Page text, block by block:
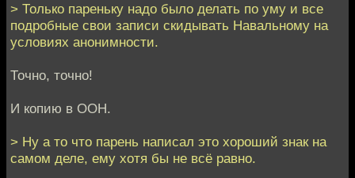
> Только пареньку надо было делать по уму и все
подробные свои записи скидывать Навальному на
условиях анонимности.
Точно, точно!
И копию в ООН.
> Ну а то что парень написал это хороший знак на
самом деле, ему хотя бы не всё равно.